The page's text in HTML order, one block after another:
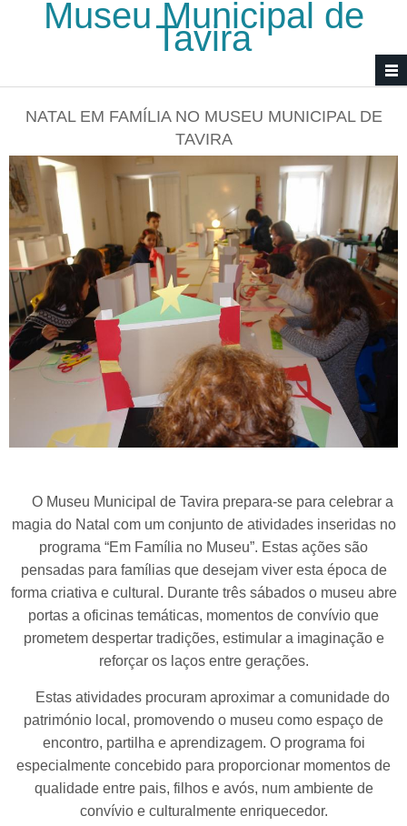
Passar para o conteúdo principal
Museu Municipal de
Tavira
NATAL EM FAMÍLIA NO MUSEU MUNICIPAL DE
TAVIRA
O Museu Municipal de Tavira prepara-se para celebrar a
magia do Natal com um conjunto de atividades inseridas no
programa “Em Família no Museu”. Estas ações são
pensadas para famílias que desejam viver esta época de
forma criativa e cultural. Durante três sábados o museu abre
portas a oficinas temáticas, momentos de convívio que
prometem despertar tradições, estimular a imaginação e
reforçar os laços entre gerações.
Estas atividades procuram aproximar a comunidade do
património local, promovendo o museu como espaço de
encontro, partilha e aprendizagem. O programa foi
especialmente concebido para proporcionar momentos de
qualidade entre pais, filhos e avós, num ambiente de
convívio e culturalmente enriquecedor.